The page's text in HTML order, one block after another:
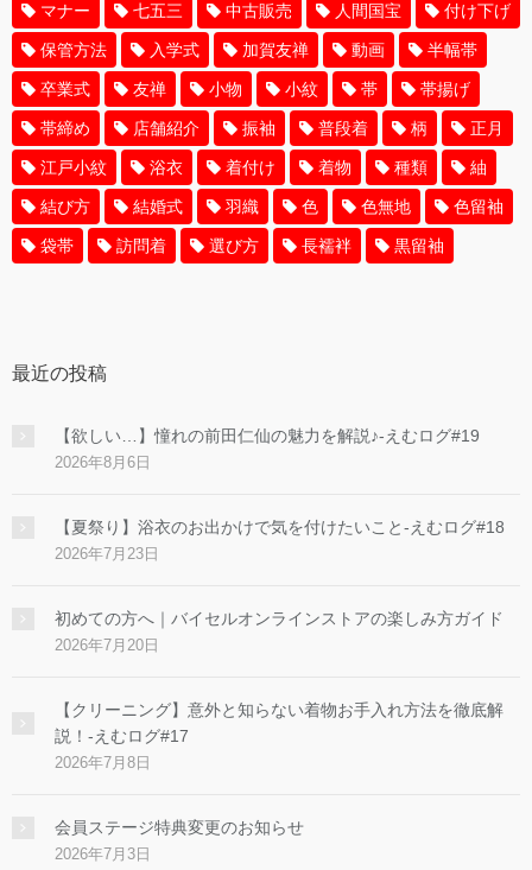
マナー 七五三 中古販売 人間国宝 付け下げ
保管方法 入学式 加賀友禅 動画 半幅帯
卒業式 友禅 小物 小紋 帯 帯揚げ
帯締め 店舗紹介 振袖 普段着 柄 正月
江戸小紋 浴衣 着付け 着物 種類 紬
結び方 結婚式 羽織 色 色無地 色留袖
袋帯 訪問着 選び方 長襦袢 黒留袖
最近の投稿
【欲しい…】憧れの前田仁仙の魅力を解説♪-えむログ#19
2026年8月6日
【夏祭り】浴衣のお出かけで気を付けたいこと-えむログ#18
2026年7月23日
初めての方へ｜バイセルオンラインストアの楽しみ方ガイド
2026年7月20日
【クリーニング】意外と知らない着物お手入れ方法を徹底解
説！-えむログ#17
2026年7月8日
会員ステージ特典変更のお知らせ
2026年7月3日